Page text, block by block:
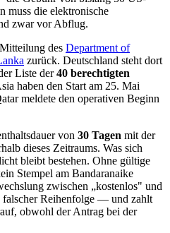
muss die elektronische
zwar vor Abflug.
des Department of
zurück. Deutschland steht dort
Liste der40 berechtigten
haben den Start am 25. Mai
meldete den operativen Beginn
von 30 Tagen mit der
dieses Zeitraums. Was sich
bleibt bestehen. Ohne gültige
Stempel am Bandaranaike
zwischen „kostenlos" und
Reihenfolge — und zahlt
obwohl der Antrag bei der